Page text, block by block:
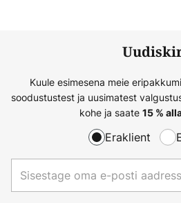
Kuule esimesena meie
soodustustest ja uusimatest
kohe ja saate 15 %
Eraklient